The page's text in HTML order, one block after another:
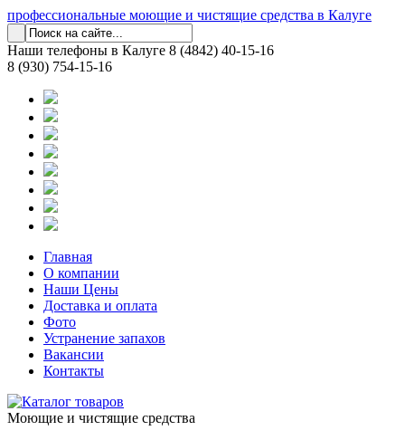
профессиональные моющие и чистящие средства в Калуге
Наши телефоны в Калуге 8 (4842) 40-15-16
8 (930) 754-15-16
Главная
О компании
Наши Цены
Доставка и оплата
Фото
Устранение запахов
Вакансии
Контакты
Моющие и чистящие средства